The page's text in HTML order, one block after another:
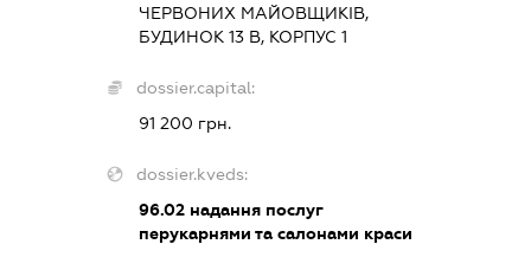
ЧЕРВОНИХ МАЙОВЩИКІВ,
БУДИНОК 13 В, КОРПУС 1
dossier.capital:
91 200 грн.
dossier.kveds:
96.02 надання послуг
перукарнями та салонами краси